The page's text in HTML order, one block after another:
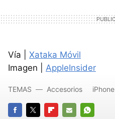
Vía | Xataka Móvil
Imagen | AppleInsider
TEMAS Accesorios iPhone